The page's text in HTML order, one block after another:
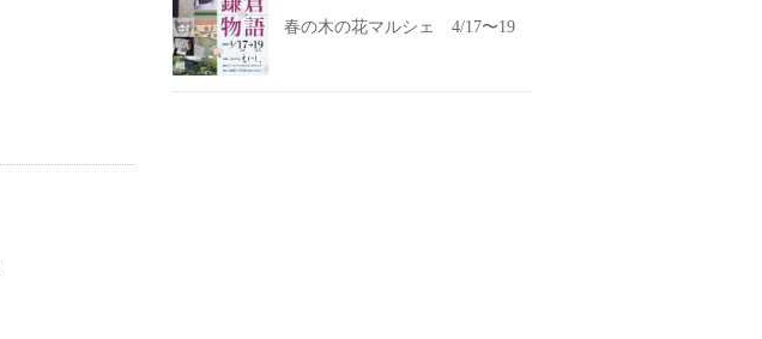
春の木の花マルシェ 4/17〜19